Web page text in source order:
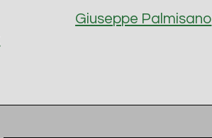
Giuseppe Palmisano